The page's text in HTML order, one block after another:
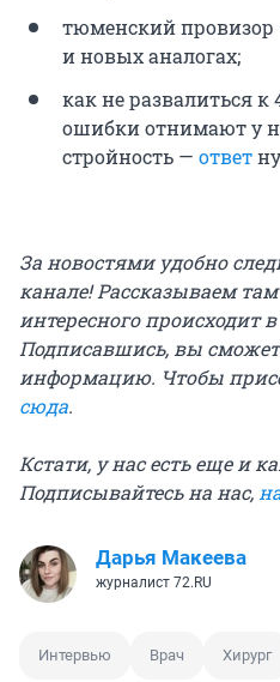
тюменский провизор
и новых аналогах;
как не развалиться к
ошибки отнимают у
стройность — ответ
За новостями удобно
канале! Рассказываем
интересного происходит
Подписавшись, вы
информацию. Чтобы
сюда.
Кстати, у нас есть еще и
Подписывайтесь на нас,
Дарья Макеева
журналист 72.RU
Интервью Врач Хирург